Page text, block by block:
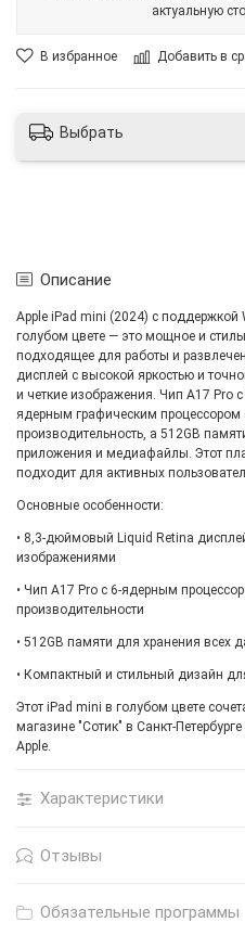
В избранное Добавить в
актуальную
Выбрать
Описание
Apple iPad mini (2024) с
голубом цвете — это мощное и
подходящее для работы и
дисплей с высокой яркостью и
и четкие изображения. Чип A17 Pro
ядерным графическим процессором
производительность, а 512GB
приложения и медиафайлы. Этот
подходит для активных
Основные особенности:
• 8,3-дюймовый Liquid Retina
изображениями
• Чип A17 Pro с 6-ядерным
производительности
• 512GB памяти для хранения
• Компактный и стильный дизайн
Этот iPad mini в голубом цвете
магазине "Сотик" в Санкт-
Apple.
Характеристики
Отзывы
Обязательные программы